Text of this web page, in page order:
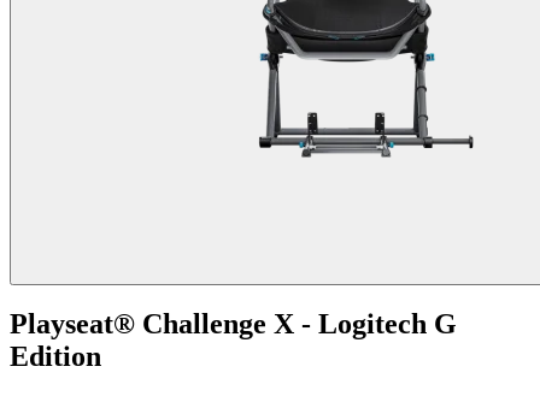
Playseat® Challenge X - Logitech G
Edition